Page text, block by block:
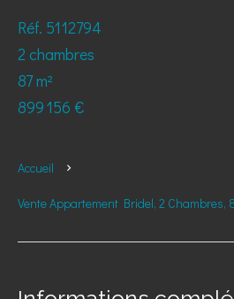
Réf. 5112794
2 chambres
87 m²
899 156 €
Accueil
Vente Appartement Bridel, 2 Chambres,